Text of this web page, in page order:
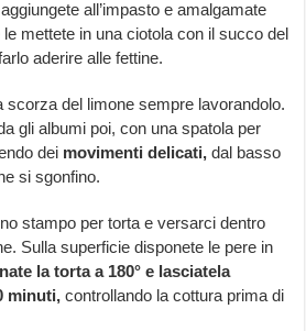
all’impasto e amalgamate
mettete in una ciotola con il succo del
aderire alle fettine.
scorza del limone sempre lavorandolo.
gli albumi poi, con una spatola per
dei movimenti delicati, dal basso
si sgonfino.
stampo per torta e versarci dentro
Sulla superficie disponete le pere in
la torta a 180° e lasciatela
minuti, controllando la cottura prima di